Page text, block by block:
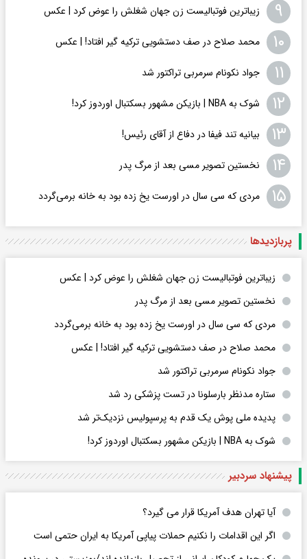
۸ جاسوس پرسپولیس کیست؟
۹ زیباترین فوتبالیست زن جهان شغلش را عوض کرد | عکس
۱۰ محمد صلاح در صف دستشویی ترکیه گیر افتاد! | عکس
۱۱ جواد نکونام سرمربی تراکتور شد
۱۲ شوک به NBA | بازیکن مشهور بسکتبال اوردوز کرد!
۱۳ بیانیه تند فیفا در دفاع از آقای رئیس!
۱۴ نخستین تصویر مسی بعد از مرگ پدر
۱۵ مردی که سی سال در اورست یخ زده بود به خانه برمی‌گردد
پربازدید‌ها
زیباترین فوتبالیست زن جهان شغلش را عوض کرد | عکس
نخستین تصویر مسی بعد از مرگ پدر
مردی که سی سال در اورست یخ زده بود به خانه برمی‌گردد
محمد صلاح در صف دستشویی ترکیه گیر افتاد! | عکس
جواد نکونام سرمربی تراکتور شد
ستاره مدنظر بارسلونا در تست پزشکی رد شد
پدیده ملی پوش یک قدم به پرسپولیس نزدیک‌تر شد
شوک به NBA | بازیکن مشهور بسکتبال اوردوز کرد!
پیشنهاد سردبیر
آیا تهران هدف آمریکا قرار می گیرد؟